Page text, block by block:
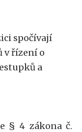
spočívají
v řízení o
a
§ 4 zákona č.